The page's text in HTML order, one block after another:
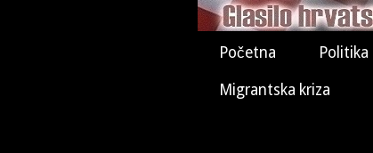
Početna Politika
Migrantska kriza